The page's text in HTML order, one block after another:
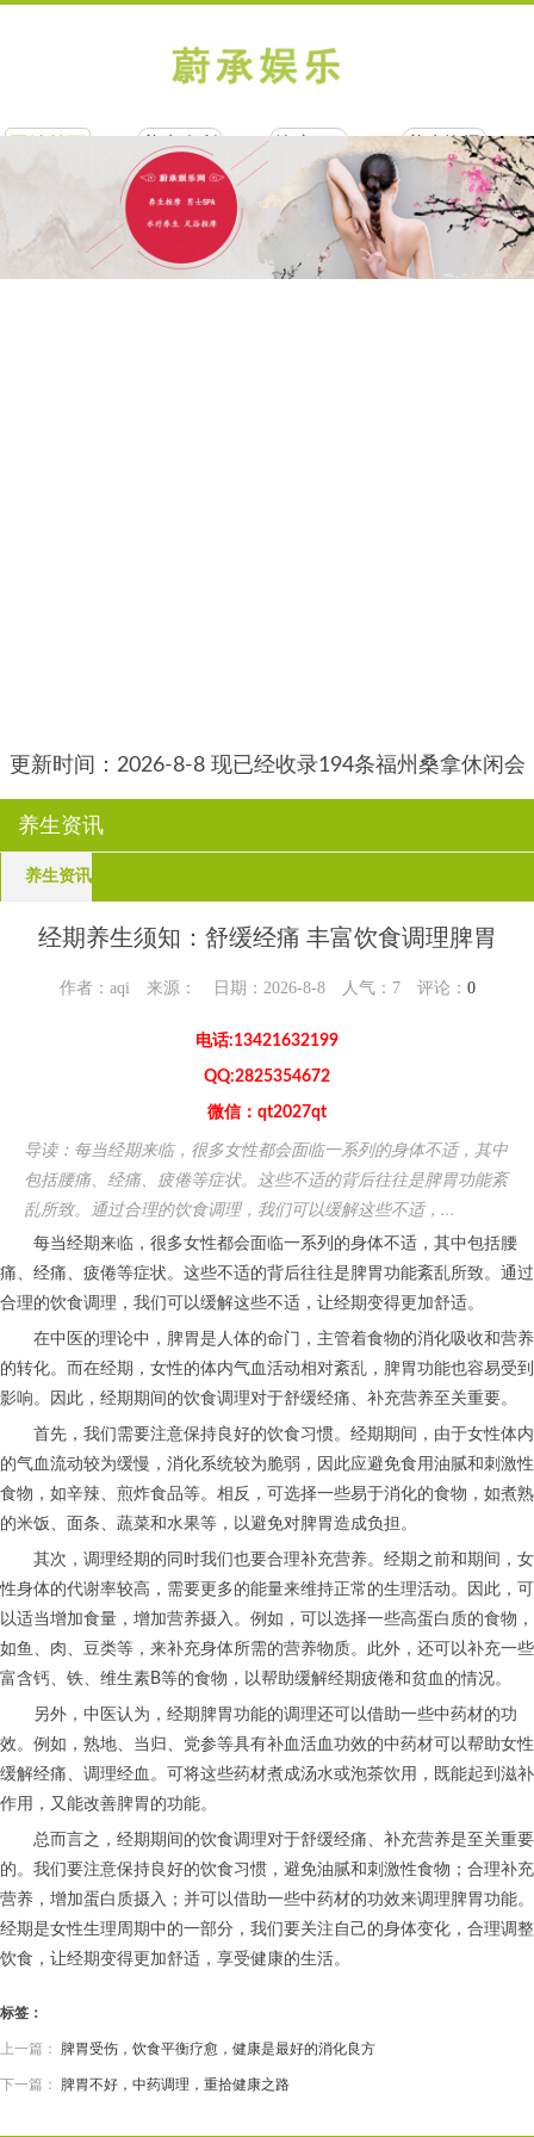
养生会所
养生资讯
网站合作
更新时间：2026-8-8 现已经收录194条福州桑拿休闲会
养生资讯
养生资讯
经期养生须知：舒缓经痛 丰富饮食调理脾胃
作者：aqi 来源： 日期：2026-8-8 人气： 7评论： 0
电话:13421632199
QQ:2825354672
微信：qt2027qt
导读：每当经期来临，很多女性都会面临一系列的身体不适，其中
包括腰痛、经痛、疲倦等症状。这些不适的背后往往是脾胃功能紊
乱所致。通过合理的饮食调理，我们可以缓解这些不适，...
每当经期来临，很多女性都会面临一系列的身体不适，其中包括腰
痛、经痛、疲倦等症状。这些不适的背后往往是脾胃功能紊乱所致。通过
合理的饮食调理，我们可以缓解这些不适，让经期变得更加舒适。
在中医的理论中，脾胃是人体的命门，主管着食物的消化吸收和营养
的转化。而在经期，女性的体内气血活动相对紊乱，脾胃功能也容易受到
影响。因此，经期期间的饮食调理对于舒缓经痛、补充营养至关重要。
首先，我们需要注意保持良好的饮食习惯。经期期间，由于女性体内
的气血流动较为缓慢，消化系统较为脆弱，因此应避免食用油腻和刺激性
食物，如辛辣、煎炸食品等。相反，可选择一些易于消化的食物，如煮熟
的米饭、面条、蔬菜和水果等，以避免对脾胃造成负担。
其次，调理经期的同时我们也要合理补充营养。经期之前和期间，女
性身体的代谢率较高，需要更多的能量来维持正常的生理活动。因此，可
以适当增加食量，增加营养摄入。例如，可以选择一些高蛋白质的食物，
如鱼、肉、豆类等，来补充身体所需的营养物质。此外，还可以补充一些
富含钙、铁、维生素B等的食物，以帮助缓解经期疲倦和贫血的情况。
另外，中医认为，经期脾胃功能的调理还可以借助一些中药材的功
效。例如，熟地、当归、党参等具有补血活血功效的中药材可以帮助女性
缓解经痛、调理经血。可将这些药材煮成汤水或泡茶饮用，既能起到滋补
作用，又能改善脾胃的功能。
总而言之，经期期间的饮食调理对于舒缓经痛、补充营养是至关重要
的。我们要注意保持良好的饮食习惯，避免油腻和刺激性食物；合理补充
营养，增加蛋白质摄入；并可以借助一些中药材的功效来调理脾胃功能。
经期是女性生理周期中的一部分，我们要关注自己的身体变化，合理调整
饮食，让经期变得更加舒适，享受健康的生活。
标签：
上一篇： 脾胃受伤，饮食平衡疗愈，健康是最好的消化良方
下一篇： 脾胃不好，中药调理，重拾健康之路